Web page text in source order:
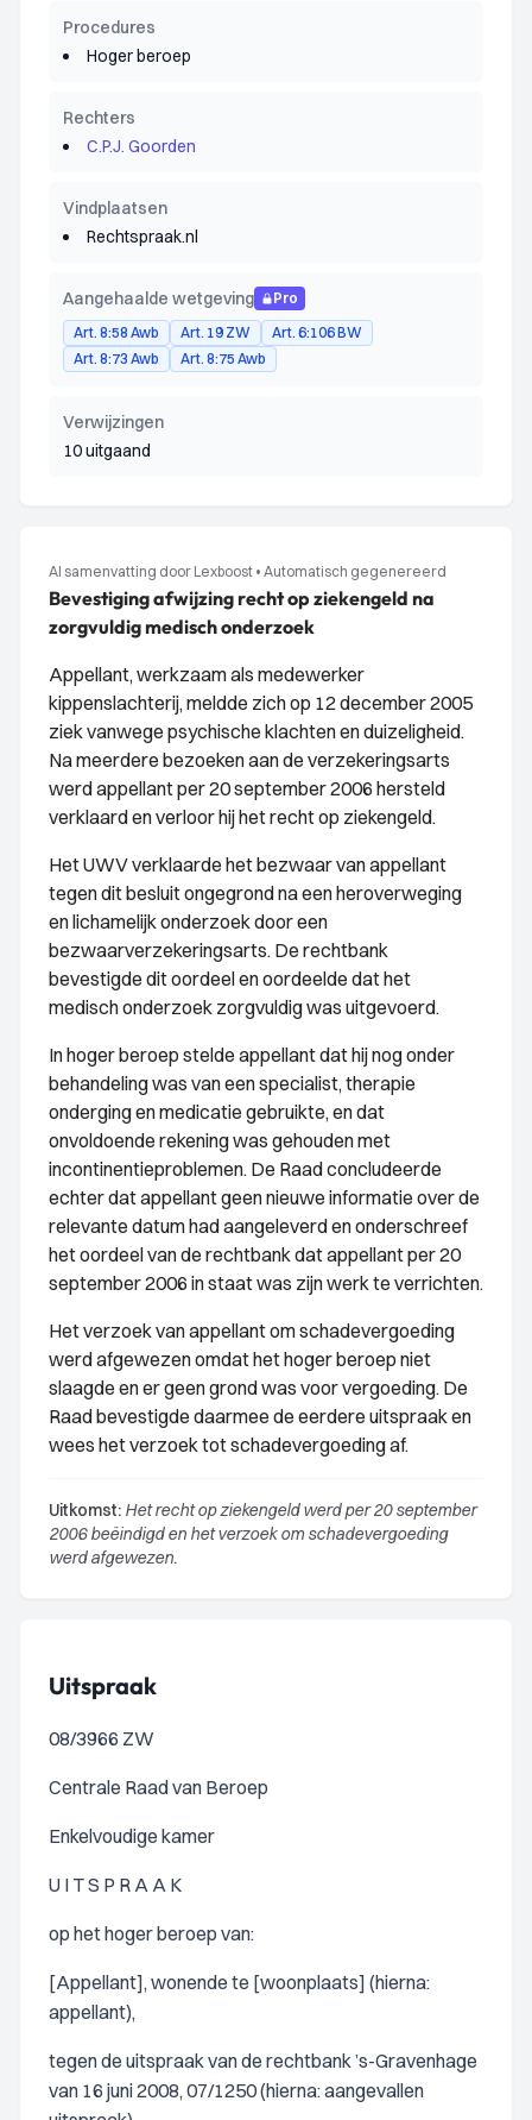
Procedures
Hoger beroep
Rechters
C.P.J. Goorden
Vindplaatsen
Rechtspraak.nl
Aangehaalde wetgeving
Pro
Art. 8:58 Awb
Art. 19 ZW
Art. 6:106 BW
Art. 8:73 Awb
Art. 8:75 Awb
Verwijzingen
10 uitgaand
AI samenvatting door Lexboost • Automatisch gegenereerd
Bevestiging afwijzing recht op ziekengeld na
zorgvuldig medisch onderzoek
Appellant, werkzaam als medewerker
kippenslachterij, meldde zich op 12 december 2005
ziek vanwege psychische klachten en duizeligheid.
Na meerdere bezoeken aan de verzekeringsarts
werd appellant per 20 september 2006 hersteld
verklaard en verloor hij het recht op ziekengeld.
Het UWV verklaarde het bezwaar van appellant
tegen dit besluit ongegrond na een heroverweging
en lichamelijk onderzoek door een
bezwaarverzekeringsarts. De rechtbank
bevestigde dit oordeel en oordeelde dat het
medisch onderzoek zorgvuldig was uitgevoerd.
In hoger beroep stelde appellant dat hij nog onder
behandeling was van een specialist, therapie
onderging en medicatie gebruikte, en dat
onvoldoende rekening was gehouden met
incontinentieproblemen. De Raad concludeerde
echter dat appellant geen nieuwe informatie over de
relevante datum had aangeleverd en onderschreef
het oordeel van de rechtbank dat appellant per 20
september 2006 in staat was zijn werk te verrichten.
Het verzoek van appellant om schadevergoeding
werd afgewezen omdat het hoger beroep niet
slaagde en er geen grond was voor vergoeding. De
Raad bevestigde daarmee de eerdere uitspraak en
wees het verzoek tot schadevergoeding af.
Uitkomst: Het recht op ziekengeld werd per 20 september
2006 beëindigd en het verzoek om schadevergoeding
werd afgewezen.
Uitspraak
08/3966 ZW
Centrale Raad van Beroep
Enkelvoudige kamer
U I T S P R A A K
op het hoger beroep van:
[Appellant], wonende te [woonplaats] (hierna:
appellant),
tegen de uitspraak van de rechtbank ’s-Gravenhage
van 16 juni 2008, 07/1250 (hierna: aangevallen